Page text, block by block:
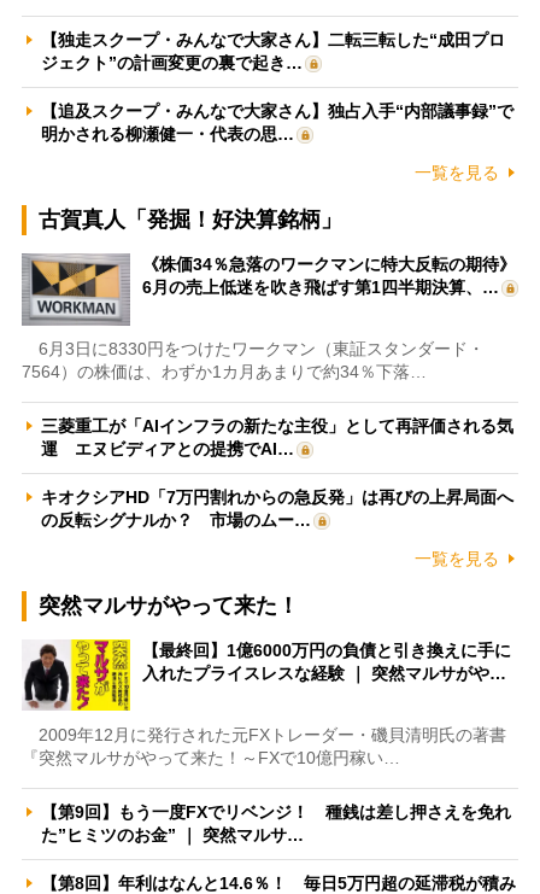
【独走スクープ・みんなで大家さん】二転三転した“成田プロ
ジェクト”の計画変更の裏で起き…
【追及スクープ・みんなで大家さん】独占入手“内部議事録”で
明かされる柳瀬健一・代表の思…
一覧を見る
古賀真人「発掘！好決算銘柄」
《株価34％急落のワークマンに特大反転の期待》
6月の売上低迷を吹き飛ばす第1四半期決算、…
6月3日に8330円をつけたワークマン（東証スタンダード・
7564）の株価は、わずか1カ月あまりで約34％下落…
三菱重工が「AIインフラの新たな主役」として再評価される気
運 エヌビディアとの提携でAI…
キオクシアHD「7万円割れからの急反発」は再びの上昇局面へ
の反転シグナルか？ 市場のムー…
一覧を見る
突然マルサがやって来た！
【最終回】1億6000万円の負債と引き換えに手に
入れたプライスレスな経験 ｜ 突然マルサがや…
2009年12月に発行された元FXトレーダー・磯貝清明氏の著書
『突然マルサがやって来た！～FXで10億円稼い…
【第9回】もう一度FXでリベンジ！ 種銭は差し押さえを免れ
た”ヒミツのお金” ｜ 突然マルサ…
【第8回】年利はなんと14.6％！ 毎日5万円超の延滞税が積み